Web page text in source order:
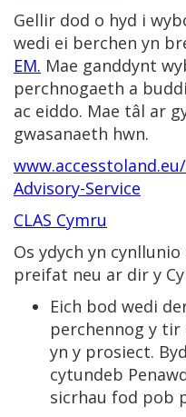
Gellir dod o hyd i
wedi ei berchen yn
EM. Mae ganddynt
perchnogaeth a
ac eiddo. Mae tâl ar
gwasanaeth hwn.
Advisory-Service
CLAS Cymru
Os ydych yn
preifat neu ar dir y
Eich bod wedi
perchennog y tir
yn y prosiect.
cytundeb
sicrhau fod pob